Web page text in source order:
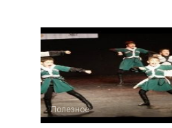
Полезное